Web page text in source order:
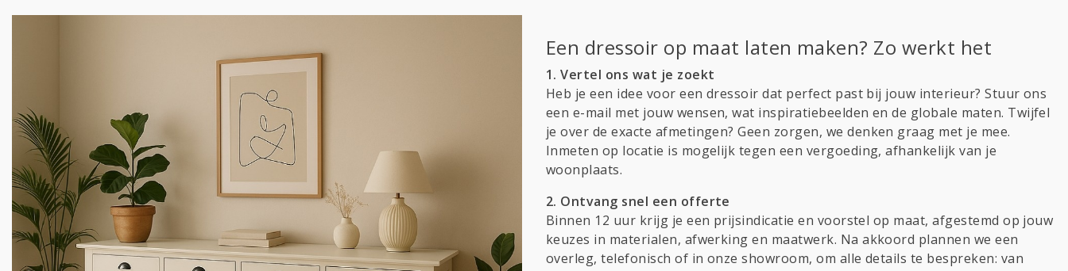
Een dressoir op maat laten maken? Zo werkt het
1. Vertel ons wat je zoekt
Heb je een idee voor een dressoir dat perfect past bij jouw interieur? Stuur ons
een e-mail met jouw wensen, wat inspiratiebeelden en de globale maten. Twijfel
je over de exacte afmetingen? Geen zorgen, we denken graag met je mee.
Inmeten op locatie is mogelijk tegen een vergoeding, afhankelijk van je
woonplaats.
2. Ontvang snel een offerte
Binnen 12 uur krijg je een prijsindicatie en voorstel op maat, afgestemd op jouw
keuzes in materialen, afwerking en maatwerk. Na akkoord plannen we een
overleg, telefonisch of in onze showroom, om alle details te bespreken: van